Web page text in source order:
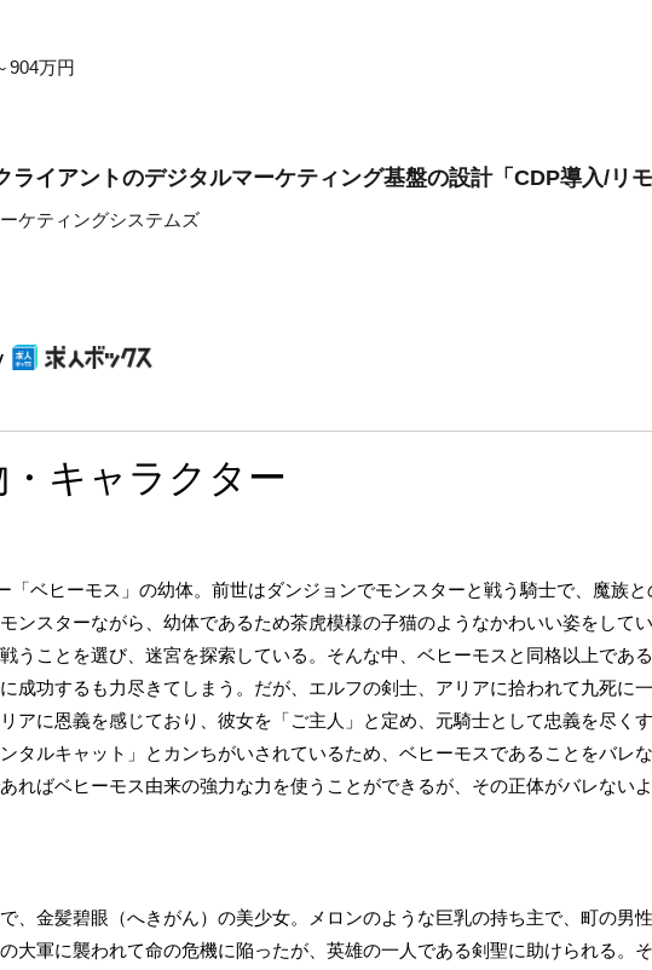
904万円
ライアントのデジタルマーケティング基盤の設計「CDP導入/リモ
ケティングシステムズ
キャラクター
「ベヒーモス」の幼体。前世はダンジョンでモンスターと戦う騎士で、魔族
ンスターながら、幼体であるため茶虎模様の子猫のようなかわいい姿をして
うことを選び、迷宮を探索している。そんな中、ベヒーモスと同格以上であ
成功するも力尽きてしまう。だが、エルフの剣士、アリアに拾われて九死に
アに恩義を感じており、彼女を「ご主人」と定め、元騎士として忠義を尽く
タルキャット」とカンちがいされているため、ベヒーモスであることをバレ
ればベヒーモス由来の強力な力を使うことができるが、その正体がバレない
、金髪碧眼（へきがん）の美少女。メロンのような巨乳の持ち主で、町の男
大軍に襲われて命の危機に陥ったが、英雄の一人である剣聖に助けられる。